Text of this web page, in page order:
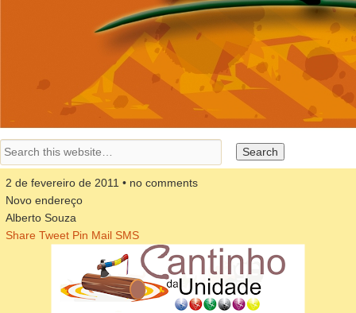
2 de fevereiro de 2011 • no comments
Novo endereço
Alberto Souza
Share Tweet Pin Mail SMS